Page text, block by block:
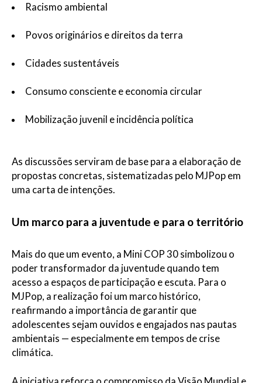
Racismo ambiental
Povos originários e direitos da terra
Cidades sustentáveis
Consumo consciente e economia circular
Mobilização juvenil e incidência política
As discussões serviram de base para a elaboração de
propostas concretas, sistematizadas pelo MJPop em
uma carta de intenções.
Um marco para a juventude e para o território
Mais do que um evento, a Mini COP 30 simbolizou o
poder transformador da juventude quando tem
acesso a espaços de participação e escuta. Para o
MJPop, a realização foi um marco histórico,
reafirmando a importância de garantir que
adolescentes sejam ouvidos e engajados nas pautas
ambientais — especialmente em tempos de crise
climática.